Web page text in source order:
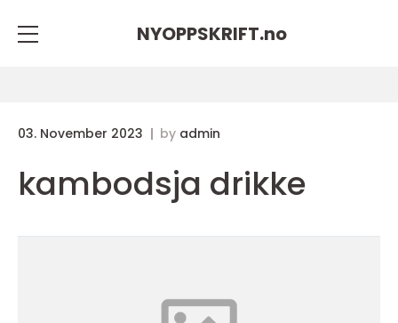
NYOPPSKRIFT.no
03. November 2023 by admin
kambodsja drikke